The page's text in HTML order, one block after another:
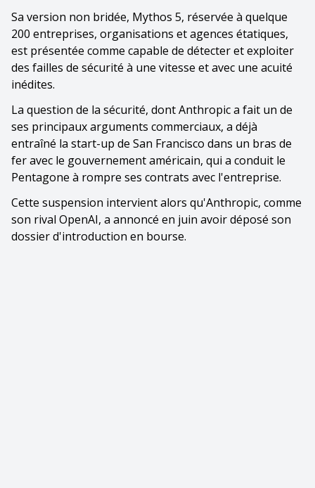
Sa version non bridée, Mythos 5, réservée à quelque
200 entreprises, organisations et agences étatiques,
est présentée comme capable de détecter et exploiter
des failles de sécurité à une vitesse et avec une acuité
inédites.
La question de la sécurité, dont Anthropic a fait un de
ses principaux arguments commerciaux, a déjà
entraîné la start-up de San Francisco dans un bras de
fer avec le gouvernement américain, qui a conduit le
Pentagone à rompre ses contrats avec l'entreprise.
Cette suspension intervient alors qu'Anthropic, comme
son rival OpenAI, a annoncé en juin avoir déposé son
dossier d'introduction en bourse.